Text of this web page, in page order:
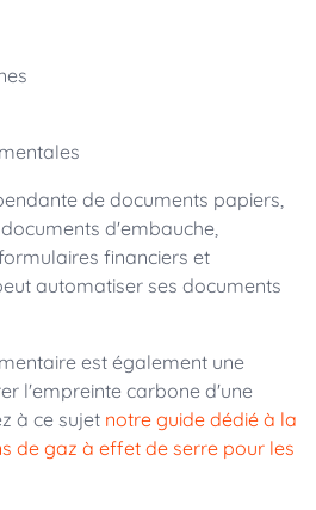
de documents papiers,
d'embauche,
financiers et
automatiser ses documents
est également une
l'empreinte carbone d'une
à ce sujet notre guide dédié à la
de gaz à effet de serre pour les